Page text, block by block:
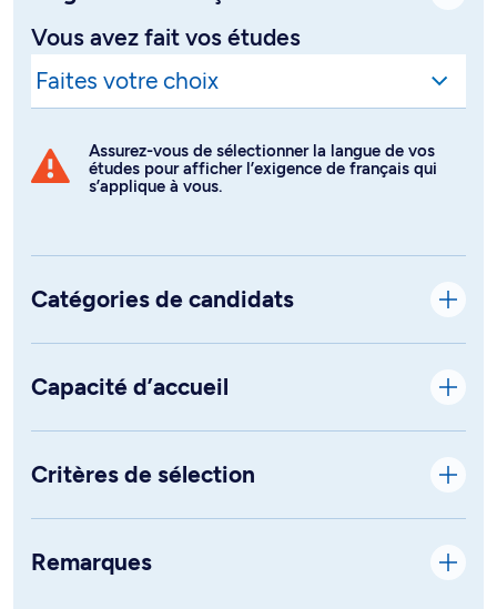
Vous avez fait vos études
Assurez-vous de sélectionner la langue de vos
études pour afficher l’exigence de français qui
s’applique à vous.
Catégories de candidats
Capacité d’accueil
Critères de sélection
Remarques